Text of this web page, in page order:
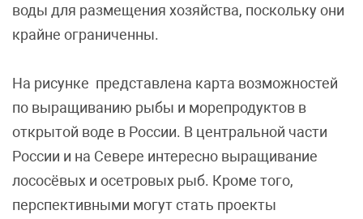
воды для размещения хозяйства, поскольку они
крайне ограниченны.
На рисунке представлена карта возможностей
по выращиванию рыбы и морепродуктов в
открытой воде в России. В центральной части
России и на Севере интересно выращивание
лососёвых и осетровых рыб. Кроме того,
перспективными могут стать проекты